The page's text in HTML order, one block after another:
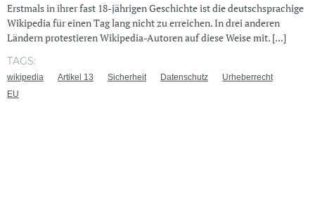
Erstmals in ihrer fast 18-jährigen Geschichte ist die deutschsprachige
Wikipedia für einen Tag lang nicht zu erreichen. In drei anderen
Ländern protestieren Wikipedia-Autoren auf diese Weise mit. [...]
TAGS:
wikipedia Artikel 13 Sicherheit Datenschutz
Urheberrecht
EU